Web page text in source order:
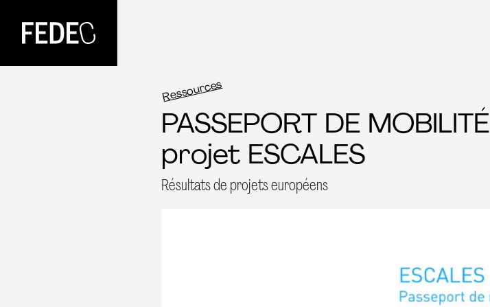
FEDEC
Ressources
PASSEPORT DE MOBILITÉ
projet ESCALES
Résultats de projets européens